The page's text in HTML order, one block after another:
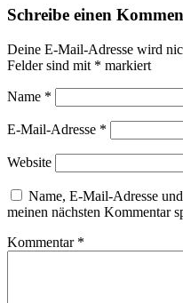
Schreibe einen
Deine E-Mail-Adresse wird
Felder sind mit * markiert
Name *
E-Mail-Adresse *
Website
Name, E-Mail-Adresse
meinen nächsten Kommentar
Kommentar *